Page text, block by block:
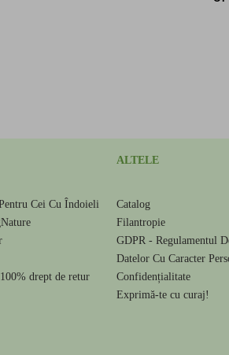
Cei Cu Îndoieli
drept de retur
ALTELE
Catalog
Filantropie
GDPR - Regulamentul
Datelor Cu Caracter
Confidențialitate
Exprimă-te cu curaj!